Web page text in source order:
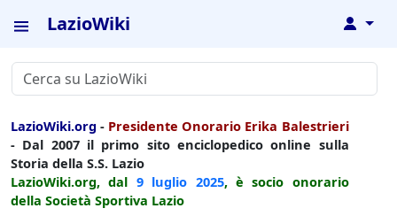
LazioWiki ↓
LazioWiki.org - Presidente Onorario Erika Balestrieri
- Dal 2007 il primo sito enciclopedico online sulla
Storia della S.S. Lazio
LazioWiki.org, dal 9 luglio 2025, è socio onorario
della Società Sportiva Lazio